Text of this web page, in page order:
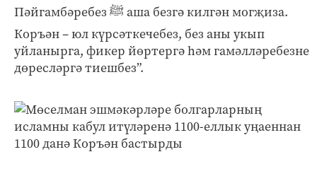
Пәйгамбәребез ﷺ аша безгә килгән могҗиза.
Коръән – юл күрсәткечебез, без аны укып
уйланырга, фикер йөртергә һәм гамәлләребезне
дөресләргә тиешбез”.